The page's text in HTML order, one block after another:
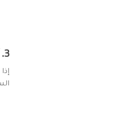
3. أجهزة شد الثدي والتخلص من السيلوليت: